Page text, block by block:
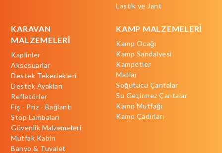
Lastik ve Jant
KARAVAN
MALZEMELERİ
Kaplinler
Aksesuarlar
Destek Tekerlekleri
Destek Ayakları
Refletörler
Fiş - Priz - Bağlantı
Stop Lambaları
Güvenlik Malzemeleri
Mutfak Kabin
Banyo & Tuvalet
KAMP MALZEMELERİ
Kamp Ocağı
Kamp Sandalyesi
Kampetler
Matlar
Soğutucu Çantalar
Su Geçirmez Çantalar
Kamp Mutfağı
Kamp Çadırları